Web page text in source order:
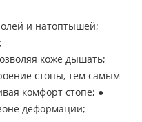
и натоптышей;
коже дышать;
стопы, тем самым
комфорт стопе; ●
деформации;